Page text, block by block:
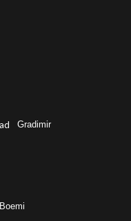
Gradimir
Boemi